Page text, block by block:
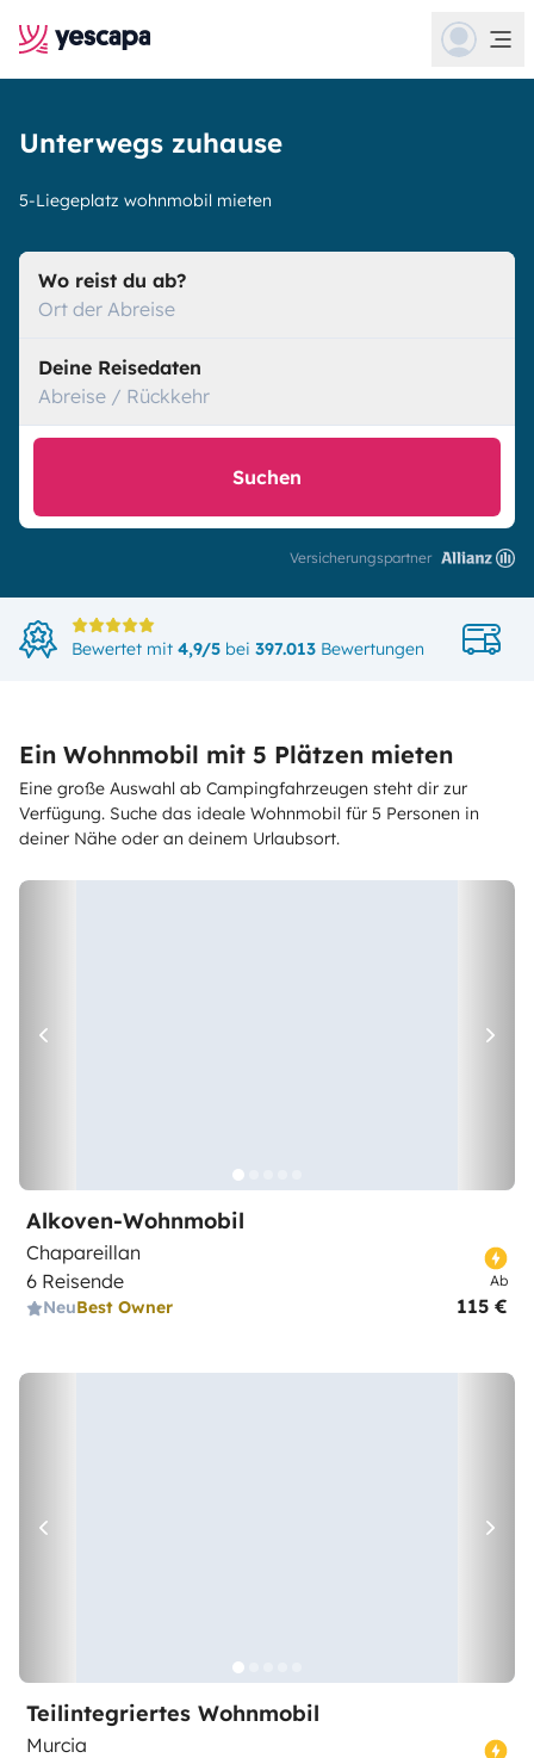
Unterwegs zuhause
5-Liegeplatz wohnmobil mieten
Wo reist du ab?
Ort der Abreise
Deine Reisedaten
Abreise / Rückkehr
Suchen
Versicherungspartner
Bewertet mit 4,9/5 bei 397.013 Bewertungen
Ein Wohnmobil mit 5 Plätzen mieten
Eine große Auswahl ab Campingfahrzeugen steht dir zur
Verfügung. Suche das ideale Wohnmobil für 5 Personen in
deiner Nähe oder an deinem Urlaubsort.
Alkoven-Wohnmobil
Chapareillan
6 Reisende
NeuBest Owner
Ab
115 €
Teilintegriertes Wohnmobil
Murcia